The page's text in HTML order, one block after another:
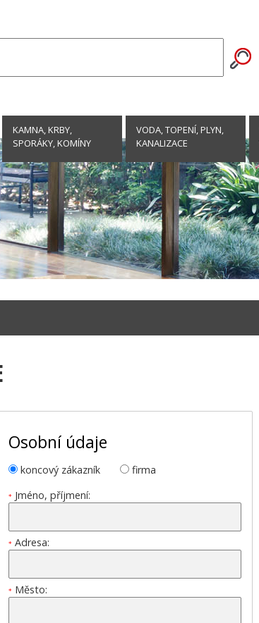
KAMNA, KRBY,
SPORÁKY, KOMÍNY
VODA, TOPENÍ, PLYN,
KANALIZACE
Osobní údaje
koncový zákazník firma
* Jméno, příjmení:
* Adresa:
* Město: